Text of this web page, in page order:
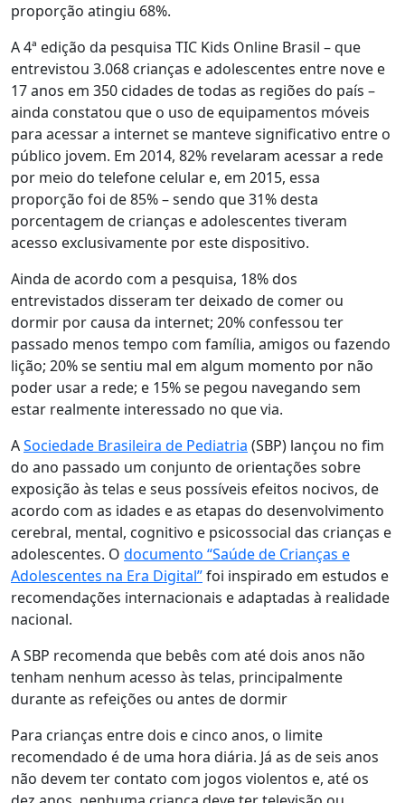
proporção atingiu 68%.
A 4ª edição da pesquisa TIC Kids Online Brasil – que
entrevistou 3.068 crianças e adolescentes entre nove e
17 anos em 350 cidades de todas as regiões do país –
ainda constatou que o uso de equipamentos móveis
para acessar a internet se manteve significativo entre o
público jovem. Em 2014, 82% revelaram acessar a rede
por meio do telefone celular e, em 2015, essa
proporção foi de 85% – sendo que 31% desta
porcentagem de crianças e adolescentes tiveram
acesso exclusivamente por este dispositivo.
Ainda de acordo com a pesquisa, 18% dos
entrevistados disseram ter deixado de comer ou
dormir por causa da internet; 20% confessou ter
passado menos tempo com família, amigos ou fazendo
lição; 20% se sentiu mal em algum momento por não
poder usar a rede; e 15% se pegou navegando sem
estar realmente interessado no que via.
ASociedade Brasileira de Pediatria (SBP) lançou no fim
do ano passado um conjunto de orientações sobre
exposição às telas e seus possíveis efeitos nocivos, de
acordo com as idades e as etapas do desenvolvimento
cerebral, mental, cognitivo e psicossocial das crianças e
adolescentes. O documento “Saúde de Crianças e
Adolescentes na Era Digital”foi inspirado em estudos e
recomendações internacionais e adaptadas à realidade
nacional.
A SBP recomenda que bebês com até dois anos não
tenham nenhum acesso às telas, principalmente
durante as refeições ou antes de dormir
Para crianças entre dois e cinco anos, o limite
recomendado é de uma hora diária. Já as de seis anos
não devem ter contato com jogos violentos e, até os